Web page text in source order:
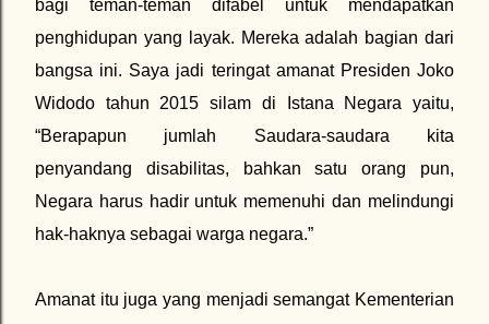
bagi teman-teman difabel untuk mendapatkan
penghidupan yang layak. Mereka adalah bagian dari
bangsa ini. Saya jadi teringat amanat Presiden Joko
Widodo tahun 2015 silam di Istana Negara yaitu,
“Berapapun jumlah Saudara-saudara kita
penyandang disabilitas, bahkan satu orang pun,
Negara harus hadir untuk memenuhi dan melindungi
hak-haknya sebagai warga negara.”
Amanat itu juga yang menjadi semangat Kementerian